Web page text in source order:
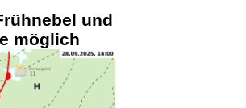
und
möglich